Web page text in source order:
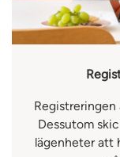
Registreringen
Dessutom
lägenheter att